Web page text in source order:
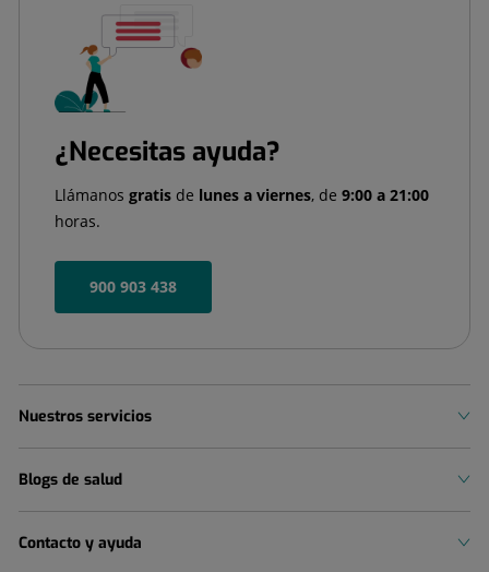
¿Necesitas ayuda?
Llámanos gratis de lunes a viernes, de 9:00 a 21:00
horas.
900 903 438
Nuestros servicios
Blogs de salud
Contacto y ayuda